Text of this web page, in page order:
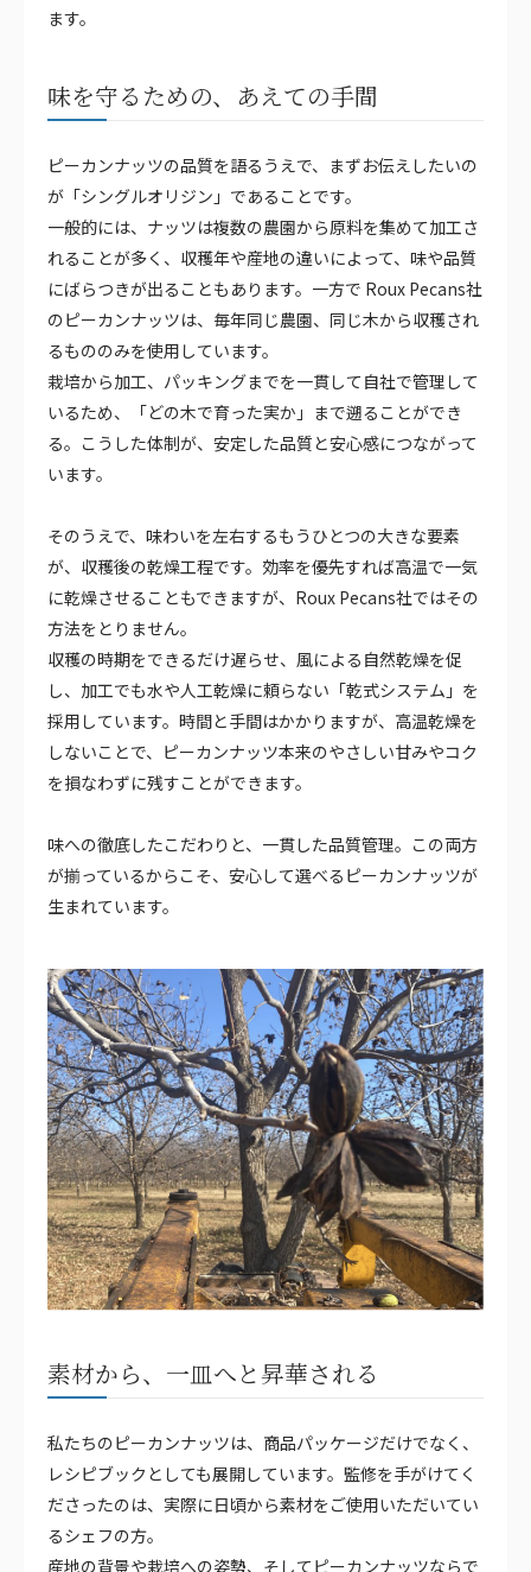
ます。
味を守るための、あえての手間
ピーカンナッツの品質を語るうえで、まずお伝えしたいの
が「シングルオリジン」であることです。
一般的には、ナッツは複数の農園から原料を集めて加工さ
れることが多く、収穫年や産地の違いによって、味や品質
にばらつきが出ることもあります。一方で Roux Pecans社
のピーカンナッツは、毎年同じ農園、同じ木から収穫され
るもののみを使用しています。
栽培から加工、パッキングまでを一貫して自社で管理して
いるため、「どの木で育った実か」まで遡ることができ
る。こうした体制が、安定した品質と安心感につながって
います。
そのうえで、味わいを左右するもうひとつの大きな要素
が、収穫後の乾燥工程です。効率を優先すれば高温で一気
に乾燥させることもできますが、Roux Pecans社ではその
方法をとりません。
収穫の時期をできるだけ遅らせ、風による自然乾燥を促
し、加工でも水や人工乾燥に頼らない「乾式システム」を
採用しています。時間と手間はかかりますが、高温乾燥を
しないことで、ピーカンナッツ本来のやさしい甘みやコク
を損なわずに残すことができます。
味への徹底したこだわりと、一貫した品質管理。この両方
が揃っているからこそ、安心して選べるピーカンナッツが
生まれています。
素材から、一皿へと昇華される
私たちのピーカンナッツは、商品パッケージだけでなく、
レシピブックとしても展開しています。監修を手がけてく
ださったのは、実際に日頃から素材をご使用いただいてい
るシェフの方。
産地の背景や栽培への姿勢、そしてピーカンナッツならで